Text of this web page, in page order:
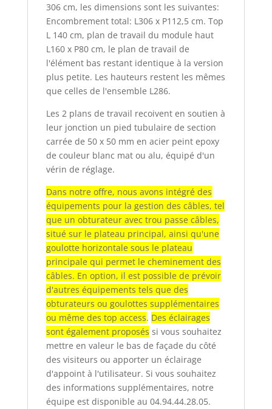
306 cm, les dimensions sont les suivantes:
Encombrement total: L306 x P112,5 cm. Top
L 140 cm, plan de travail du module haut
L160 x P80 cm, le plan de travail de
l'élément bas restant identique à la version
plus petite. Les hauteurs restent les mêmes
que celles de l'ensemble L286.
Les 2 plans de travail recoivent en soutien à
leur jonction un pied tubulaire de section
carrée de 50 x 50 mm en acier peint epoxy
de couleur blanc mat ou alu, équipé d'un
vérin de réglage.
Dans notre offre, nous avons intégré des
équipements pour la gestion des câbles, tel
que un obturateur avec trou passe câbles,
situé sur le plateau principal, ainsi qu'une
goulotte horizontale sous le plateau
principale qui permet le cheminement des
câbles. En option, il est possible de prévoir
d'autres équipements tels que des
obturateurs ou goulottes supplémentaires
ou même des top access. Des éclairages
sont également proposés si vous souhaitez
mettre en valeur le bas de façade du côté
des visiteurs ou apporter un éclairage
d'appoint à l'utilisateur. Si vous souhaitez
des informations supplémentaires, notre
équipe est disponible au 04.94.44.28.05.